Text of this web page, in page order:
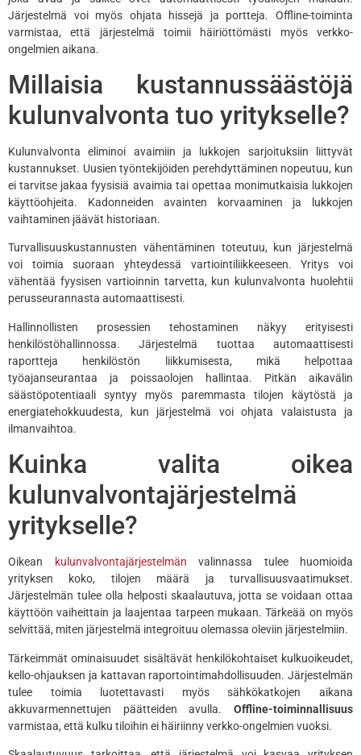
Järjestelmä voi myös ohjata hissejä ja portteja. Offline-toiminta
varmistaa, että järjestelmä toimii häiriöttömästi myös verkko-
ongelmien aikana.
Millaisia kustannussäästöjä
kulunvalvonta tuo yritykselle?
Kulunvalvonta eliminoi avaimiin ja lukkojen sarjoituksiin liittyvät
kustannukset. Uusien työntekijöiden perehdyttäminen nopeutuu, kun
ei tarvitse jakaa fyysisiä avaimia tai opettaa monimutkaisia lukkojen
käyttöohjeita. Kadonneiden avainten korvaaminen ja lukkojen
vaihtaminen jäävät historiaan.
Turvallisuuskustannusten vähentäminen toteutuu, kun järjestelmä
voi toimia suoraan yhteydessä vartiointiliikkeeseen. Yritys voi
vähentää fyysisen vartioinnin tarvetta, kun kulunvalvonta huolehtii
perusseurannasta automaattisesti.
Hallinnollisten prosessien tehostaminen näkyy erityisesti
henkilöstöhallinnossa. Järjestelmä tuottaa automaattisesti
raportteja henkilöstön liikkumisesta, mikä helpottaa
työajanseurantaa ja poissaolojen hallintaa. Pitkän aikavälin
säästöpotentiaali syntyy myös paremmasta tilojen käytöstä ja
energiatehokkuudesta, kun järjestelmä voi ohjata valaistusta ja
ilmanvaihtoa.
Kuinka valita oikea
kulunvalvontajärjestelmä
yritykselle?
Oikean kulunvalvontajärjestelmän valinnassa tulee huomioida
yrityksen koko, tilojen määrä ja turvallisuusvaatimukset.
Järjestelmän tulee olla helposti skaalautuva, jotta se voidaan ottaa
käyttöön vaiheittain ja laajentaa tarpeen mukaan. Tärkeää on myös
selvittää, miten järjestelmä integroituu olemassa oleviin järjestelmiin.
Tärkeimmät ominaisuudet sisältävät henkilökohtaiset kulkuoikeudet,
kello-ohjauksen ja kattavan raportointimahdollisuuden. Järjestelmän
tulee toimia luotettavasti myös sähkökatkojen aikana
akkuvarmennettujen päätteiden avulla. Offline-toiminnallisuus
varmistaa, että kulku tiloihin ei häiriinny verkko-ongelmien vuoksi.